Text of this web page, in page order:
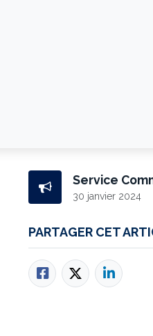
Service
30 janvier 2024
PARTAGER CET